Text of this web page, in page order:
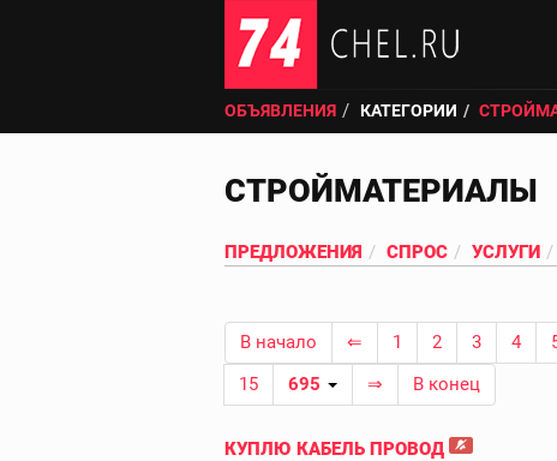
ОБЪЯВЛЕНИЯ КАТЕГОРИИ
СТРОЙМАТЕРИАЛЫ
ПРЕДЛОЖЕНИЯ СПРОС УСЛУГИ
В начало ⇐ 1 2 3 4
15
695 ⇒ В конец
КУПЛЮ КАБЕЛЬ ПРОВОД